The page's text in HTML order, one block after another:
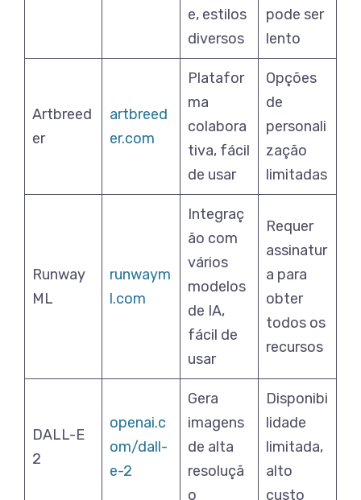
e, estilos
diversos
pode ser
lento
Artbreed
er
artbreed
er.com
Platafor
ma
colabora
tiva, fácil
de usar
Opções
de
personali
zação
limitadas
Runway
ML
runwaym
l.com
Integraç
ão com
vários
modelos
de IA,
fácil de
usar
Requer
assinatur
a para
obter
todos os
recursos
DALL-E
2
openai.c
om/dall-
e-2
Gera
imagens
de alta
resoluçã
o
Disponibi
lidade
limitada,
alto
custo